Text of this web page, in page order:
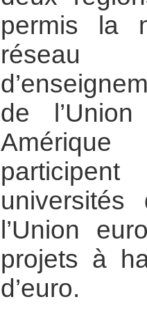
permis la
réseau
de
l’Union
projets à
d’euro.